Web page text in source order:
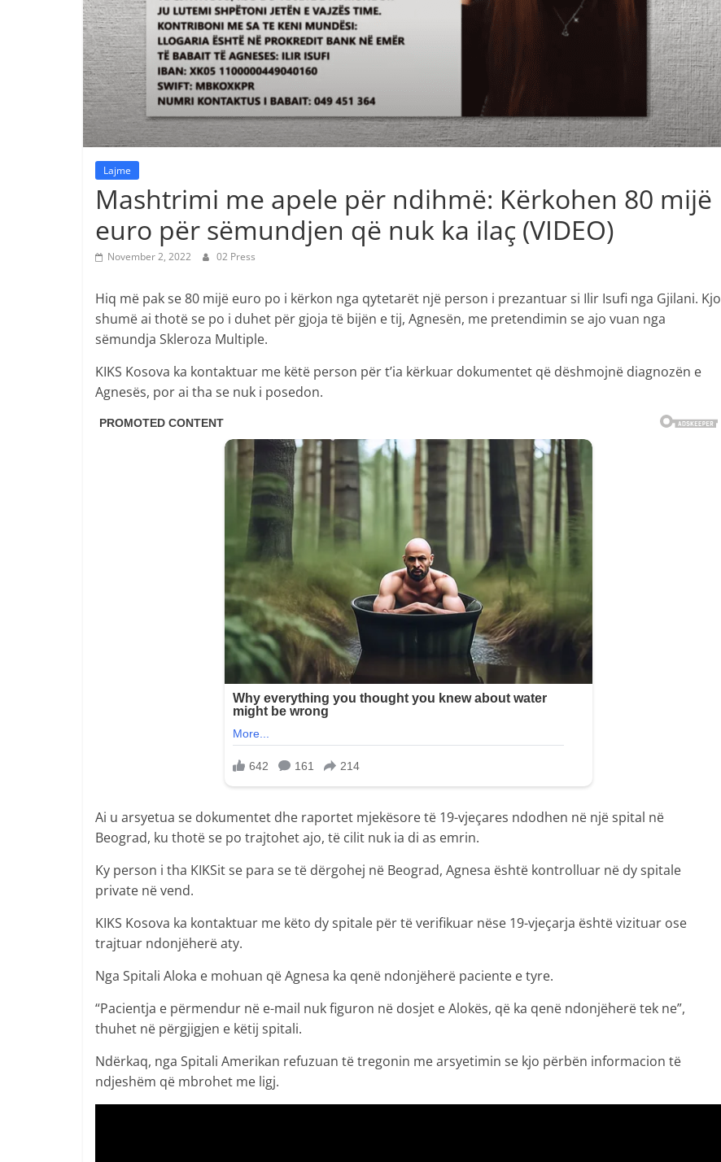
Lajme
Mashtrimi me apele për ndihmë: Kërkohen 80 mijë
euro për sëmundjen që nuk ka ilaç (VIDEO)
November 2, 2022 02 Press
Hiq më pak se 80 mijë euro po i kërkon nga qytetarët një person i prezantuar si Ilir Isufi nga Gjilani. Kjo
shumë ai thotë se po i duhet për gjoja të bijën e tij, Agnesën, me pretendimin se ajo vuan nga
sëmundja Skleroza Multiple.
KIKS Kosova ka kontaktuar me këtë person për t’ia kërkuar dokumentet që dëshmojnë diagnozën e
Agnesës, por ai tha se nuk i posedon.
Ai u arsyetua se dokumentet dhe raportet mjekësore të 19-vjeçares ndodhen në një spital në
Beograd, ku thotë se po trajtohet ajo, të cilit nuk ia di as emrin.
Ky person i tha KIKSit se para se të dërgohej në Beograd, Agnesa është kontrolluar në dy spitale
private në vend.
KIKS Kosova ka kontaktuar me këto dy spitale për të verifikuar nëse 19-vjeçarja është vizituar ose
trajtuar ndonjëherë aty.
Nga Spitali Aloka e mohuan që Agnesa ka qenë ndonjëherë paciente e tyre.
“Pacientja e përmendur në e-mail nuk figuron në dosjet e Alokës, që ka qenë ndonjëherë tek ne”,
thuhet në përgjigjen e këtij spitali.
Ndërkaq, nga Spitali Amerikan refuzuan të tregonin me arsyetimin se kjo përbën informacion të
ndjeshëm që mbrohet me ligj.